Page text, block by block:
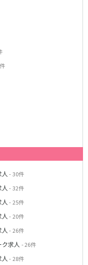
- 30件
- 32件
- 25件
- 20件
- 26件
求人 - 26件
- 28件